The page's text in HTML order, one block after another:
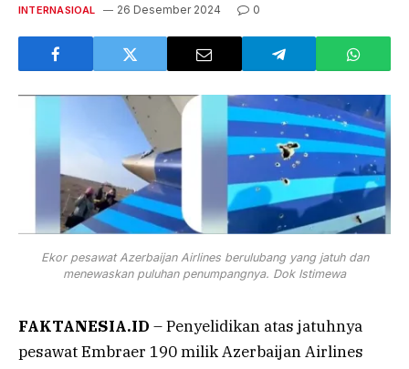
INTERNASIOAL 26 Desember 2024 0
Ekor pesawat Azerbaijan Airlines berulubang yang jatuh dan
menewaskan puluhan penumpangnya. Dok Istimewa
FAKTANESIA.ID – Penyelidikan atas jatuhnya
pesawat Embraer 190 milik Azerbaijan Airlines